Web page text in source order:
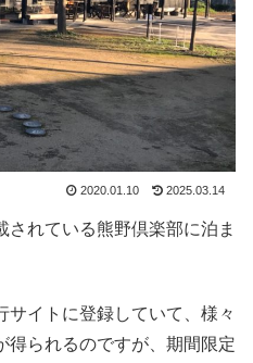
2020.01.10 2025.03.14
されている熊野倶楽部に泊ま
イトに登録していて、様々
得られるのですが、期間限定